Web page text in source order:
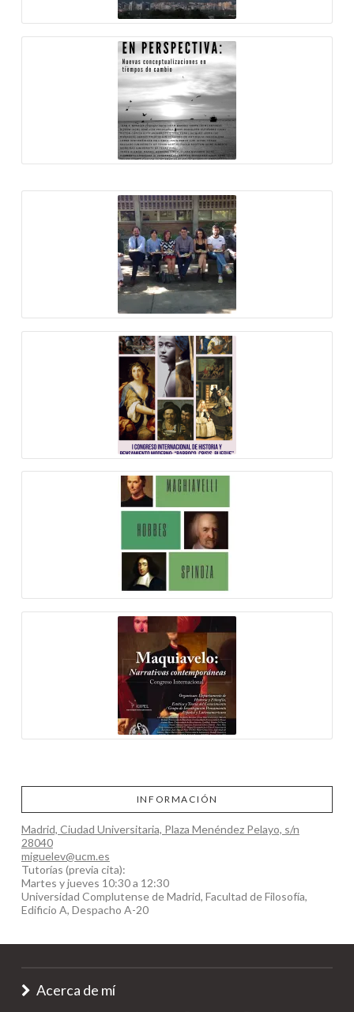
INFORMACIÓN
Madrid, Ciudad Universitaria, Plaza Menéndez Pelayo, s/n
28040
miguelev@ucm.es
Tutorías (previa cita):
Martes y jueves 10:30 a 12:30
Universidad Complutense de Madrid, Facultad de Filosofía,
Edificio A, Despacho A-20
Acerca de mí